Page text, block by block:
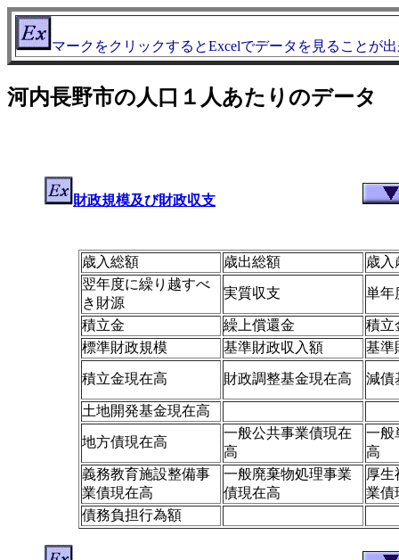
マークをクリックするとExcelでデータを見ることが
河内長野市の人口１人あたりのデータ
財政規模及び財政収支
歳入総額 歳出総額
歳入
翌年度に繰り越すべ
き財源
実質収支 単年
積立金 繰上償還金
積立
標準財政規模
基準財政収入額 基準
積立金現在高 財政調整基金現在高 減債
土地開発基金現在高
地方債現在高
一般公共事業債現在
高
一般
高
義務教育施設整備事
業債現在高
一般廃棄物処理事業
債現在高
厚生
業債
債務負担行為額